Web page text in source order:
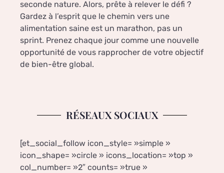
seconde nature. Alors, prête à relever le défi ?
Gardez à l’esprit que le chemin vers une
alimentation saine est un marathon, pas un
sprint. Prenez chaque jour comme une nouvelle
opportunité de vous rapprocher de votre objectif
de bien-être global.
RÉSEAUX SOCIAUX
[et_social_follow icon_style= »simple »
icon_shape= »circle » icons_location= »top »
col_number= »2″ counts= »true »